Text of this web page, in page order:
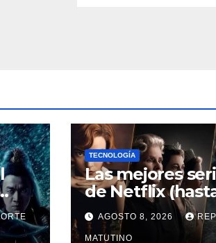
TECNOLOGÍA
Las mejores
de Netflix
agosto 2026)
AGOSTO 8, 2026
MATUTINO